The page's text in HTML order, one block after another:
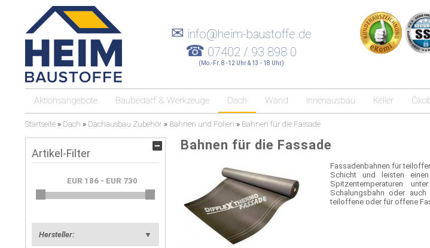
✉ info@heim-baustoffe.de
☎ 07402 / 93 898 0
(Mo.-Fr. 8 -12 Uhr & 13 - 18 Uhr)
Aktionsangebote Baubedarf & Werkzeuge Dach Wand Innenausbau Keller
Startseite » Dach » Dachausbau Zubehör » Bahnen und Folien » Bahnen für die Fassade
Bahnen für die Fassade
Fassadenbahnen für
Schicht und leisten
Spitzentemperaturen
Schalungsbahn oder
teiloffene oder für offene
Artikel-Filter
Hersteller: ▼